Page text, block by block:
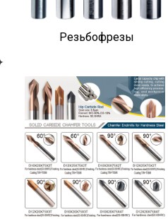
Резьбофрезы